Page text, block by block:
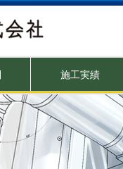
施工実績